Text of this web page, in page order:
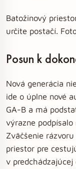
Batožinový
určite postačí.
Posun k
Nová generácia
ide o úplne nové
GA-B a má
výrazne
Zväčšenie
priestor pre
v